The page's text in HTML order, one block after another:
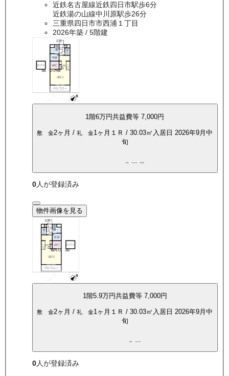
近鉄名古屋線近鉄四日市駅歩6分
近鉄湯の山線中川原駅歩26分
三重県四日市市西浦１丁目
2026年築/ 5階建
1 階6万円共益費等 7,000円
敷 金2ヶ月 / 礼 金1ヶ月 １Ｒ / 30.03㎡ 入居日 2026年9月中
旬
新築 P空き有 角部屋
0人が登録済み
物件画像を見る
1階5.9万円共益費等 7,000円
敷 金2ヶ月 / 礼 金1ヶ月 １Ｒ / 30.03㎡ 入居日 2026年9月中
旬
新築 P空き有
0人が登録済み